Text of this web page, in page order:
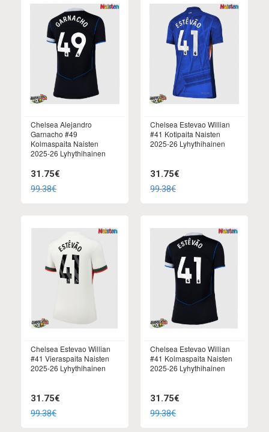
Chelsea Alejandro
Garnacho #49
Kolmaspaita Naisten
2025-26 Lyhythihainen
31.75€
99.38€
Chelsea Estevao Willian
#41 Kotipaita Naisten
2025-26 Lyhythihainen
31.75€
99.38€
Chelsea Estevao Willian
#41 Vieraspaita Naisten
2025-26 Lyhythihainen
31.75€
99.38€
Chelsea Estevao Willian
#41 Kolmaspaita Naisten
2025-26 Lyhythihainen
31.75€
99.38€